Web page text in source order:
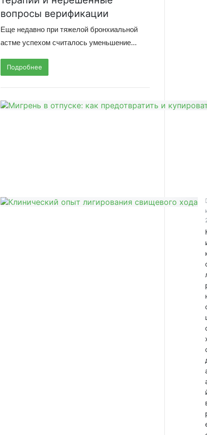
вопросы верификации
Еще недавно при тяжелой бронхиальной
астме успехом считалось уменьшение...
Подробнее